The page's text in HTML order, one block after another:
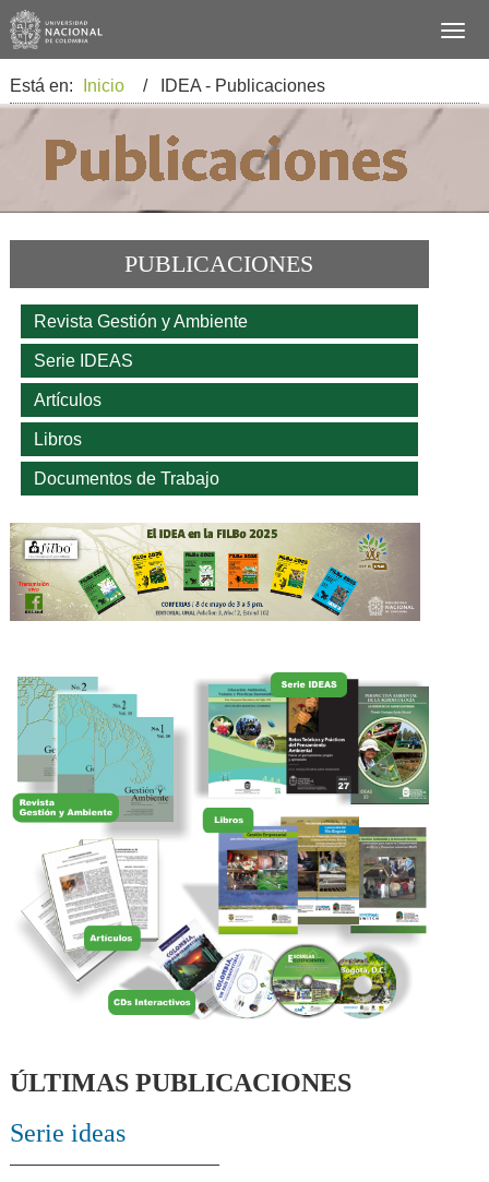
Está en: Inicio / IDEA - Publicaciones
PUBLICACIONES
Revista Gestión y Ambiente
Serie IDEAS
Artículos
Libros
Documentos de Trabajo
ÚLTIMAS PUBLICACIONES
Serie ideas